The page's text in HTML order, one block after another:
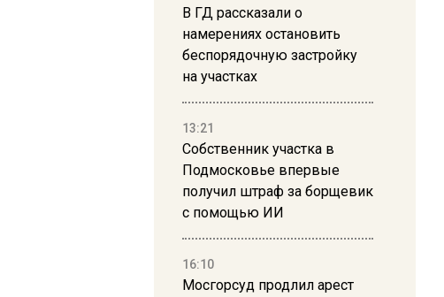
В ГД рассказали о
намерениях остановить
беспорядочную застройку
на участках
13:21
Собственник участка в
Подмосковье впервые
получил штраф за борщевик
с помощью ИИ
16:10
Мосгорсуд продлил арест